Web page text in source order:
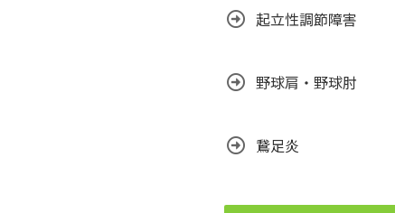
起立性調節障害
野球肩・野球肘
鵞足炎